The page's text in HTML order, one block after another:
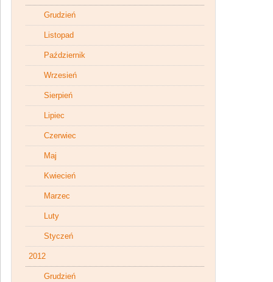
Grudzień
Listopad
Październik
Wrzesień
Sierpień
Lipiec
Czerwiec
Maj
Kwiecień
Marzec
Luty
Styczeń
2012
Grudzień